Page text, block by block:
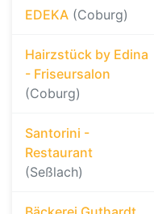
EDEKA (Coburg)
Hairzstück by Edina
- Friseursalon
(Coburg)
Santorini -
Restaurant
(Seßlach)